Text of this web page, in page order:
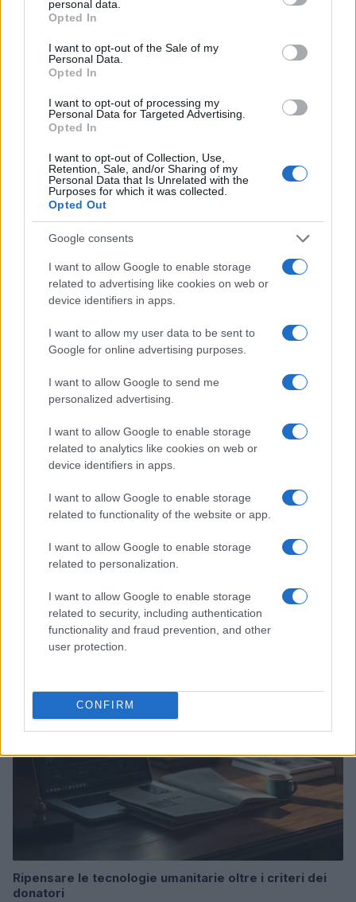
grant or deny consent to Google and its third-party tags to
use your data for below specified purposes in below Google
consent section.
personal data.
Opted In
I want to opt-out of the Sale of my
Personal Data.
Opted In
I want to opt-out of processing my
Personal Data for Targeted Advertising.
Opted In
I want to opt-out of Collection, Use,
Retention, Sale, and/or Sharing of my
Personal Data that Is Unrelated with the
Purposes for which it was collected.
Opted Out
Google consents
I want to allow Google to enable storage
related to advertising like cookies on web or
device identifiers in apps.
I want to allow my user data to be sent to
Google for online advertising purposes.
I want to allow Google to send me
personalized advertising.
I want to allow Google to enable storage
related to analytics like cookies on web or
device identifiers in apps.
I want to allow Google to enable storage
related to functionality of the website or app.
I want to allow Google to enable storage
related to personalization.
I want to allow Google to enable storage
related to security, including authentication
functionality and fraud prevention, and other
user protection.
CONFIRM
AUTORE
Anna Innocenti
Anna Innocenti ha recuperato per un dossier
le registrazioni del consiglio comunale di
collabora a coperture breaking con analisi
storiche e propone rubriche tematiche.
Laureata al polo veronese, partecipa a tavole
rotonde locali sulla memoria urbana.
Continua a leggere
B2B NEWS
Ripensare le tecnologie umanitarie oltre i criteri dei
donatori